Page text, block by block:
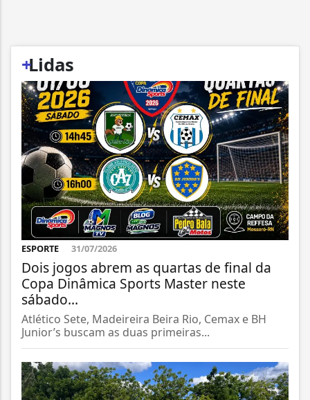
+
Lidas
ESPORTE 31/07/2026
Dois jogos abrem as quartas de final da
Copa Dinâmica Sports Master neste
sábado...
Atlético Sete, Madeireira Beira Rio, Cemax e BH
Junior’s buscam as duas primeiras...